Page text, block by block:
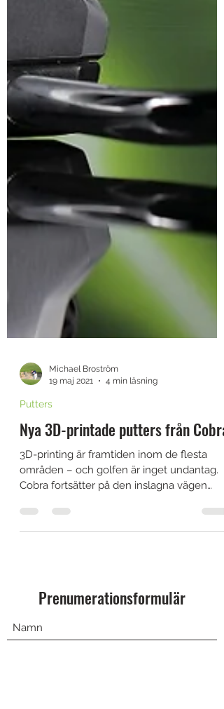
19 maj 2021
Putters
Nya 3D-printade putters från Cobra
3D-printing är framtiden inom de flesta
områden – och golfen är inget undantag.
Cobra fortsätter på den inslagna vägen
Prenumerationsformulär